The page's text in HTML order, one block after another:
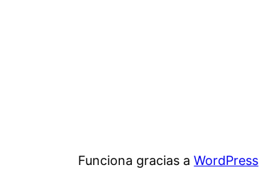
Funciona gracias aWordPress